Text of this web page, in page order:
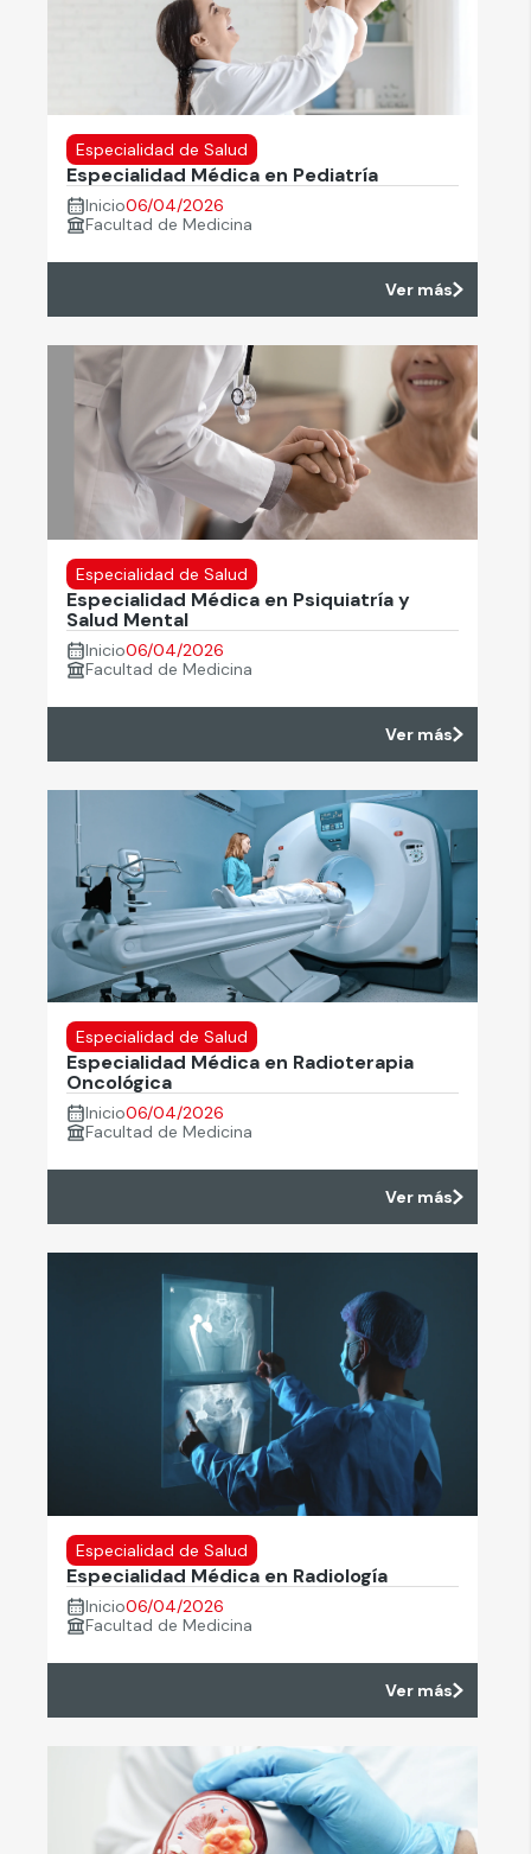
Especialidad de Salud
Especialidad Médica en Pediatría
Inicio06/04/2026
Facultad de Medicina
Ver más
Especialidad de Salud
Especialidad Médica en Psiquiatría y
Salud Mental
Inicio06/04/2026
Facultad de Medicina
Ver más
Especialidad de Salud
Especialidad Médica en Radioterapia
Oncológica
Inicio06/04/2026
Facultad de Medicina
Ver más
Especialidad de Salud
Especialidad Médica en Radiología
Inicio06/04/2026
Facultad de Medicina
Ver más